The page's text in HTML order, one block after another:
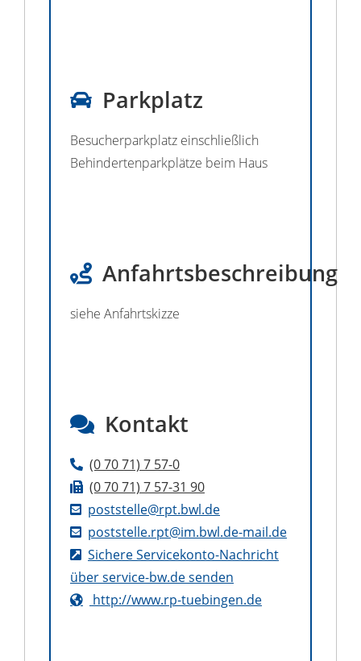
Parkplatz
Besucherparkplatz einschließlich
Behindertenparkplätze beim Haus
Anfahrtsbeschreibung
siehe Anfahrtskizze
Kontakt
(07071) 7 57-0
(07071) 7 57-31 90
poststelle@rpt.bwl.de
poststelle.rpt@im.bwl.de-mail.de
Sichere Servicekonto-Nachricht
über service-bw.de senden
http://www.rp-tuebingen.de